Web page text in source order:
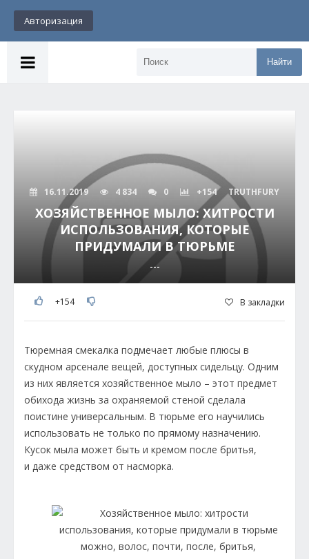
Авторизация
Найти
16.11.2019 4 834 0 +154 TRUTHFURY
ХОЗЯЙСТВЕННОЕ МЫЛО: ХИТРОСТИ
ИСПОЛЬЗОВАНИЯ, КОТОРЫЕ
ПРИДУМАЛИ В ТЮРЬМЕ
---
+154 В закладки
Тюремная смекалка подмечает любые плюсы в
скудном арсенале вещей, доступных сидельцу. Одним
из них является хозяйственное мыло – этот предмет
обихода жизнь за охраняемой стеной сделала
поистине универсальным. В тюрьме его научились
использовать не только по прямому назначению.
Кусок мыла может быть и кремом после бритья,
и даже средством от насморка.